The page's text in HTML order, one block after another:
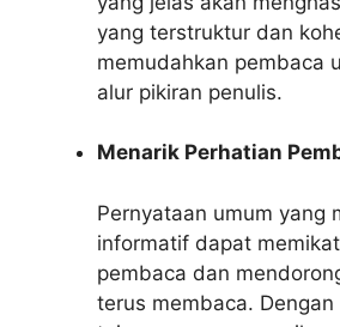
yang terstruktur dan
memudahkan pembaca
alur pikiran penulis.
Menarik Perhatian
Pernyataan umum yang
informatif dapat
pembaca dan
terus membaca. Dengan